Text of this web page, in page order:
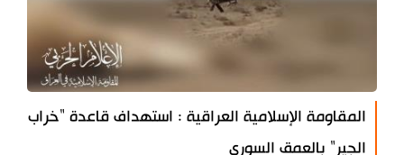
المقاومة الإسلامية العراقية : استهداف قاعدة "خراب
الجير" بالعمق السوري